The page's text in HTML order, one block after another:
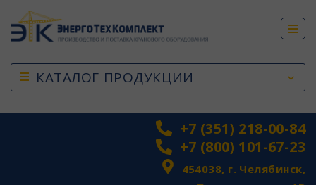
КАТАЛОГ ПРОДУКЦИИ
+7 (351) 218-00-84
+7 (800) 101-67-23
454038, г. Челябинск,